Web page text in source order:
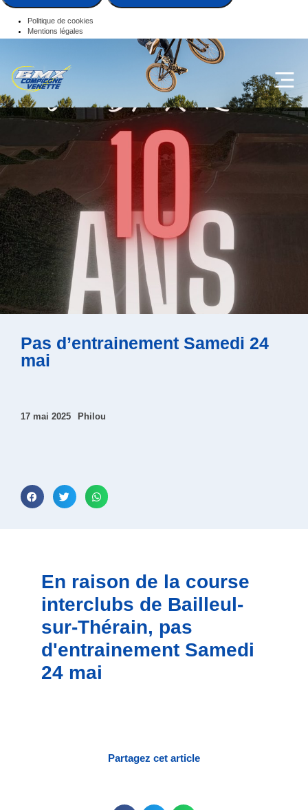
Politique de cookies
Mentions légales
Pas d’entrainement Samedi 24
mai
17 mai 2025 Philou
En raison de la course
interclubs de Bailleul-
sur-Thérain, pas
d'entrainement Samedi
24 mai
Partagez cet article